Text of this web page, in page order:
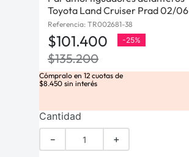
Toyota Land Cruiser Prad 02/06
Referencia: TR002681-38
$101.400 -25%
$135.200
Cómpralo en 12 cuotas de
$8.450 sin interés
Cantidad
＋
－